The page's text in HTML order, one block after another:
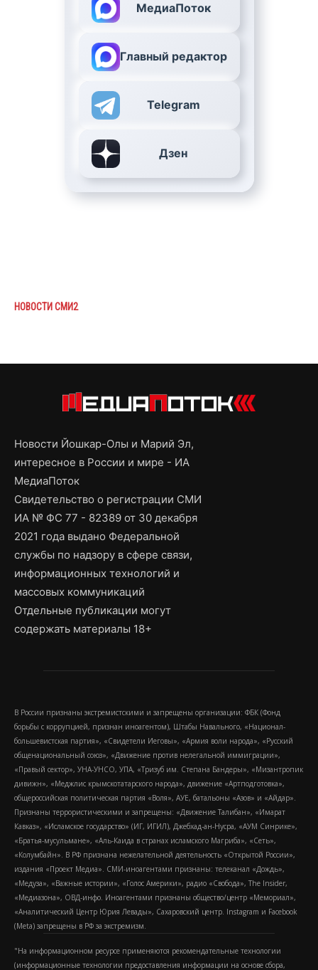
МедиаПоток
Главный редактор
Telegram
Дзен
НОВОСТИ СМИ2
Новости Йошкар-Олы и Марий Эл,
интересное в России и мире - ИА
МедиаПоток
Свидетельство о регистрации СМИ
ИА № ФС 77 - 82389 от 30 декабря
2021 года выдано Федеральной
службы по надзору в сфере связи,
информационных технологий и
массовых коммуникаций
Отдельные публикации могут
содержать материалы 18+
В России признаны экстремистскими и запрещены организации: ФБК (Фонд
борьбы с коррупцией, признан иноагентом), Штабы Навального, «Национал-
большевистская партия», «Свидетели Иеговы», «Армия воли народа», «Русский
общенациональный союз», «Движение против нелегальной иммиграции»,
«Правый сектор», УНА-УНСО, УПА, «Тризуб им. Степана Бандеры», «Мизантропик
дивижн», «Меджлис крымскотатарского народа», движение «Артподготовка»,
общероссийская политическая партия «Воля», АУЕ, батальоны «Азов» и «Айдар».
Признаны террористическими и запрещены: «Движение Талибан», «Имарат
Кавказ», «Исламское государство» (ИГ, ИГИЛ), Джебхад-ан-Нусра, «АУМ Синрике»,
«Братья-мусульмане», «Аль-Каида в странах исламского Магриба», «Сеть»,
«Колумбайн». В РФ признана нежелательной деятельность «Открытой России»,
издания «Проект Медиа». СМИ-иноагентами признаны: телеканал «Дождь»,
«Медуза», «Важные истории», «Голос Америки», радио «Свобода», The Insider,
«Медиазона», ОВД-инфо. Иноагентами признаны общество/центр «Мемориал»,
«Аналитический Центр Юрия Левады», Сахаровский центр. Instagram и Facebook
(Metа) запрещены в РФ за экстремизм.
"На информационном ресурсе применяются рекомендательные технологии
(информационные технологии предоставления информации на основе сбора,